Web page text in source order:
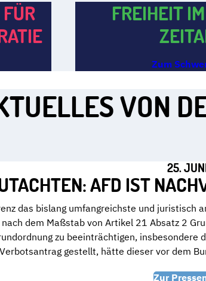
FREIHEIT
Zum
VON
25.
AFD IST
das bislang umfangreichste und
dem Maßstab von Artikel 21 Absatz 2
zu beeinträchtigen,
Verbotsantrag gestellt, hätte dieser vor dem
Zur